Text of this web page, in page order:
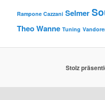
Rampone Cazzani Selmer
Theo Wanne Tuning
Stolz